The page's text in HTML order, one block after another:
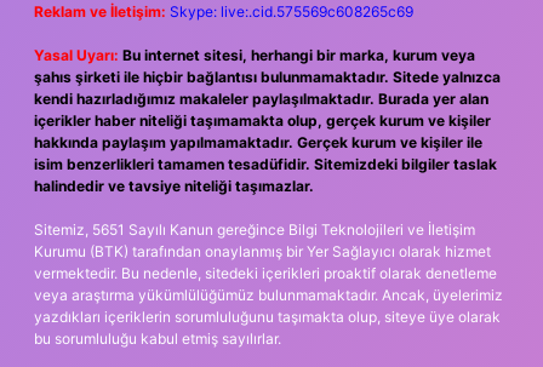
Reklam ve İletişim: Skype: live:.cid.575569c608265c69
Yasal Uyarı: Bu internet sitesi, herhangi bir marka, kurum veya
şahıs şirketi ile hiçbir bağlantısı bulunmamaktadır. Sitede yalnızca
kendi hazırladığımız makaleler paylaşılmaktadır. Burada yer alan
içerikler haber niteliği taşımamakta olup, gerçek kurum ve kişiler
hakkında paylaşım yapılmamaktadır. Gerçek kurum ve kişiler ile
isim benzerlikleri tamamen tesadüfidir. Sitemizdeki bilgiler taslak
halindedir ve tavsiye niteliği taşımazlar.
Sitemiz, 5651 Sayılı Kanun gereğince Bilgi Teknolojileri ve İletişim
Kurumu (BTK) tarafından onaylanmış bir Yer Sağlayıcı olarak hizmet
vermektedir. Bu nedenle, sitedeki içerikleri proaktif olarak denetleme
veya araştırma yükümlülüğümüz bulunmamaktadır. Ancak, üyelerimiz
yazdıkları içeriklerin sorumluluğunu taşımakta olup, siteye üye olarak
bu sorumluluğu kabul etmiş sayılırlar.